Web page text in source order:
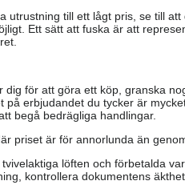
utrustning till ett lågt pris, se till
Ett sätt att fuska är att
dig för att göra ett köp, granska
på erbjudandet du tycker är
begå bedrägliga handlingar.
priset är för annorlunda än
löften och förbetalda
kontrollera dokumentens